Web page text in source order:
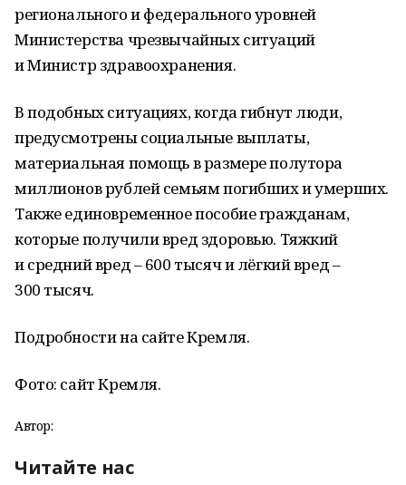
регионального и федерального уровней
Министерства чрезвычайных ситуаций
и Министр здравоохранения.
В подобных ситуациях, когда гибнут люди,
предусмотрены социальные выплаты,
материальная помощь в размере полутора
миллионов рублей семьям погибших и умерших.
Также единовременное пособие гражданам,
которые получили вред здоровью. Тяжкий
и средний вред – 600 тысяч и лёгкий вред –
300 тысяч.
Подробности на сайте Кремля.
Фото: сайт Кремля.
Автор:
Читайте нас